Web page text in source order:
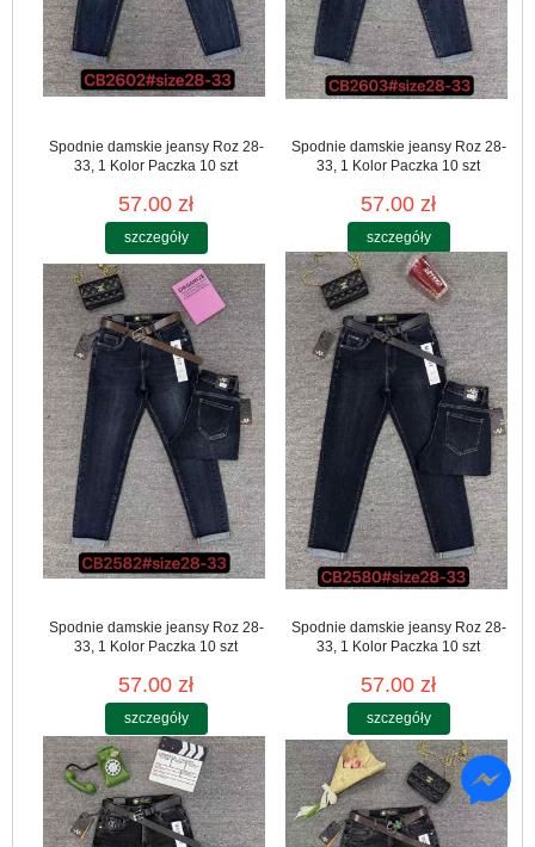
Spodnie damskie jeansy Roz 28-
33, 1 Kolor Paczka 10 szt
57.00 zł
szczegóły
Spodnie damskie jeansy Roz 28-
33, 1 Kolor Paczka 10 szt
57.00 zł
szczegóły
Spodnie damskie jeansy Roz 28-
33, 1 Kolor Paczka 10 szt
57.00 zł
szczegóły
Spodnie damskie jeansy Roz 28-
33, 1 Kolor Paczka 10 szt
57.00 zł
szczegóły